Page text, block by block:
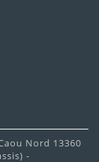
Nord 13360
-